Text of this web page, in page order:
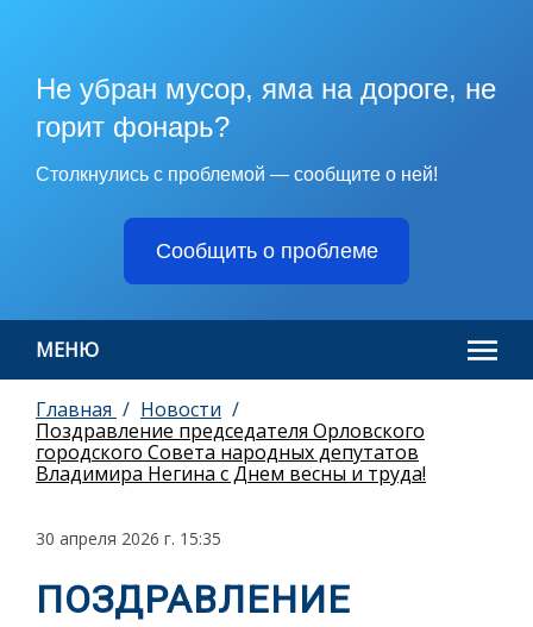
Не убран мусор, яма на дороге, не
горит фонарь?
Столкнулись с проблемой — сообщите о ней!
Сообщить о проблеме
МЕНЮ
Главная
Новости
Поздравление председателя Орловского
городского Совета народных депутатов
Владимира Негина с Днем весны и труда!
30 апреля 2026 г. 15:35
ПОЗДРАВЛЕНИЕ